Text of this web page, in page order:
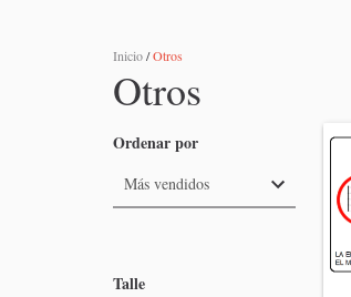
Inicio/Otros
Otros
Ordenar por
Talle